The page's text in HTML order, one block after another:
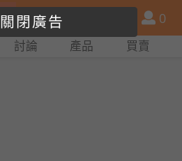
尋
產
品
比
會
員
0
討論 產品 買賣
關閉廣告